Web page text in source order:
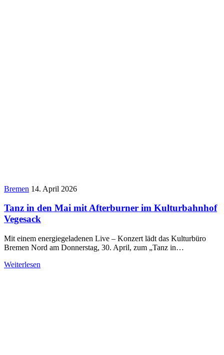
Bremen 14. April 2026
Tanz in den Mai mit Afterburner im Kulturbahnhof
Vegesack
Mit einem energiegeladenen Live – Konzert lädt das Kulturbüro
Bremen Nord am Donnerstag, 30. April, zum „Tanz in…
Weiterlesen